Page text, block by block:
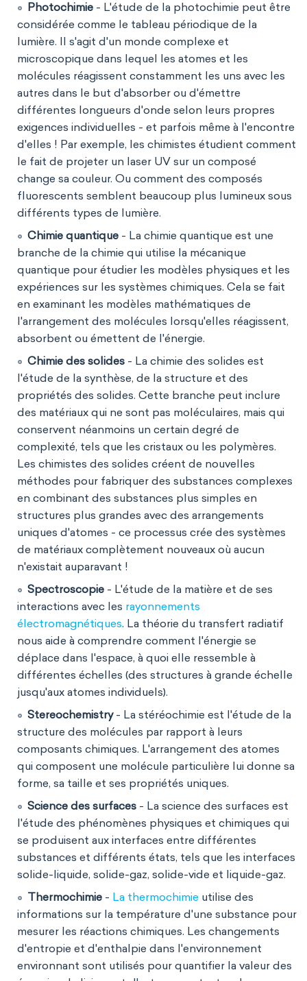
Photochimie - L'étude de la photochimie peut être
considérée comme le tableau périodique de la
lumière. Il s'agit d'un monde complexe et
microscopique dans lequel les atomes et les
molécules réagissent constamment les uns avec les
autres dans le but d'absorber ou d'émettre
différentes longueurs d'onde selon leurs propres
exigences individuelles - et parfois même à l'encontre
d'elles ! Par exemple, les chimistes étudient comment
le fait de projeter un laser UV sur un composé
change sa couleur. Ou comment des composés
fluorescents semblent beaucoup plus lumineux sous
différents types de lumière.
Chimie quantique - La chimie quantique est une
branche de la chimie qui utilise la mécanique
quantique pour étudier les modèles physiques et les
expériences sur les systèmes chimiques. Cela se fait
en examinant les modèles mathématiques de
l'arrangement des molécules lorsqu'elles réagissent,
absorbent ou émettent de l'énergie.
Chimie des solides - La chimie des solides est
l'étude de la synthèse, de la structure et des
propriétés des solides. Cette branche peut inclure
des matériaux qui ne sont pas moléculaires, mais qui
conservent néanmoins un certain degré de
complexité, tels que les cristaux ou les polymères.
Les chimistes des solides créent de nouvelles
méthodes pour fabriquer des substances complexes
en combinant des substances plus simples en
structures plus grandes avec des arrangements
uniques d'atomes - ce processus crée des systèmes
de matériaux complètement nouveaux où aucun
n'existait auparavant !
Spectroscopie - L'étude de la matière et de ses
interactions avec les rayonnements
électromagnétiques. La théorie du transfert radiatif
nous aide à comprendre comment l'énergie se
déplace dans l'espace, à quoi elle ressemble à
différentes échelles (des structures à grande échelle
jusqu'aux atomes individuels).
Stereochemistry- La stéréochimie est l'étude de la
structure des molécules par rapport à leurs
composants chimiques. L'arrangement des atomes
qui composent une molécule particulière lui donne sa
forme, sa taille et ses propriétés uniques.
Science des surfaces - La science des surfaces est
l'étude des phénomènes physiques et chimiques qui
se produisent aux interfaces entre différentes
substances et différents états, tels que les interfaces
solide-liquide, solide-gaz, solide-vide et liquide-gaz.
Thermochimie - La thermochimie utilise des
informations sur la température d'une substance pour
mesurer les réactions chimiques. Les changements
d'entropie et d'enthalpie dans l'environnement
environnant sont utilisés pour quantifier la valeur des